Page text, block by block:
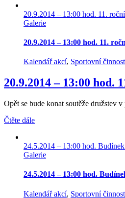
20.9.2014 – 13:00 hod. 11.
Galerie
20.9.2014 – 13:00 hod. 11.
Kalendář akcí, Sportovní činnost
20.9.2014 – 13:00 hod.
Opět se bude konat soutěže družstev
Čtěte dále
24.5.2014 – 13:00 hod.
Galerie
24.5.2014 – 13:00 hod.
Kalendář akcí, Sportovní činnost